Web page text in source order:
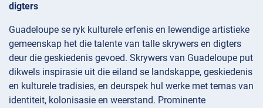
digters
Guadeloupe se ryk kulturele erfenis en lewendige artistieke
gemeenskap het die talente van talle skrywers en digters
deur die geskiedenis gevoed. Skrywers van Guadeloupe put
dikwels inspirasie uit die eiland se landskappe, geskiedenis
en kulturele tradisies, en deurspek hul werke met temas van
identiteit, kolonisasie en weerstand. Prominente